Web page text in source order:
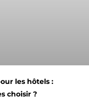
les hôtels :
choisir ?